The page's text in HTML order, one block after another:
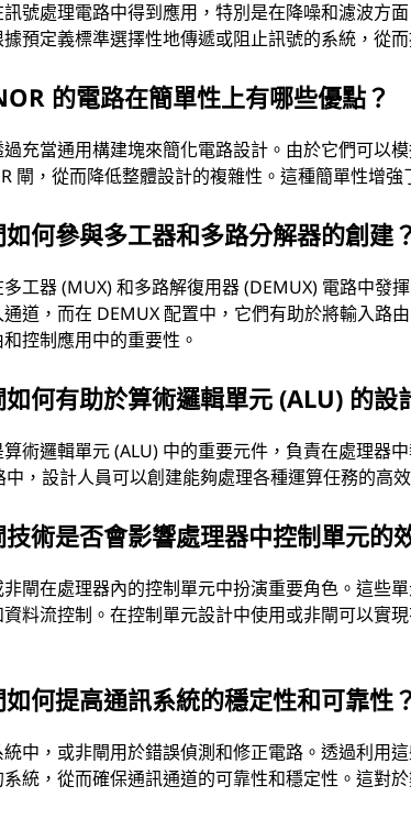
號處理電路中得到應用，特別是在降噪和濾波方
預定義標準選擇性地傳遞或阻止訊號的系統，從
的電路在簡單性上有哪些優點？
充當通用構建塊來簡化電路設計。由於它們可以
閘，從而降低整體設計的複雜性。這種簡單性增
何參與多工器和多路分解器的創建？
工器 (MUX) 和多路解復用器 (DEMUX) 電路中發
道，而在 DEMUX 配置中，它們有助於將輸入路
控制應用中的重要性。
何有助於算術邏輯單元 (ALU) 的設
術邏輯單元 (ALU) 中的重要元件，負責在處理器
中，設計人員可以創建能夠處理各種運算任務的高
術是否會影響處理器中控制單元的
閘在處理器內的控制單元中扮演重要角色。這些
料流控制。在控制單元設計中使用或非閘可以實
何提高通訊系統的穩定性和可靠性？
中，或非閘用於錯誤偵測和修正電路。透過利用
統，從而確保通訊通道的可靠性和穩定性。這對